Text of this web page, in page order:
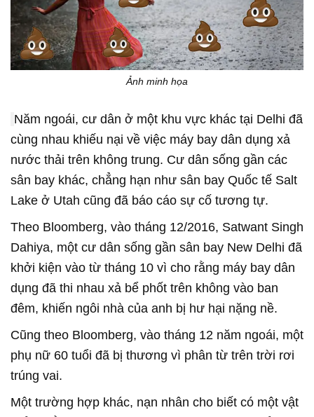
Ảnh minh họa
Năm ngoái, cư dân ở một khu vực khác tại Delhi đã
cùng nhau khiếu nại về việc máy bay dân dụng xả
nước thải trên không trung. Cư dân sống gần các
sân bay khác, chẳng hạn như sân bay Quốc tế Salt
Lake ở Utah cũng đã báo cáo sự cố tương tự.
Theo Bloomberg, vào tháng 12/2016, Satwant Singh
Dahiya, một cư dân sống gần sân bay New Delhi đã
khởi kiện vào từ tháng 10 vì cho rằng máy bay dân
dụng đã thi nhau xả bể phốt trên không vào ban
đêm, khiến ngôi nhà của anh bị hư hại nặng nề.
Cũng theo Bloomberg, vào tháng 12 năm ngoái, một
phụ nữ 60 tuổi đã bị thương vì phân từ trên trời rơi
trúng vai.
Một trường hợp khác, nạn nhân cho biết có một vật